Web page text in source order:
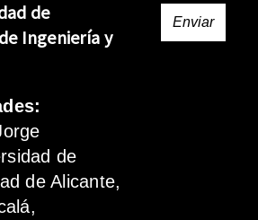
de
Ingeniería y
de
de Alicante,